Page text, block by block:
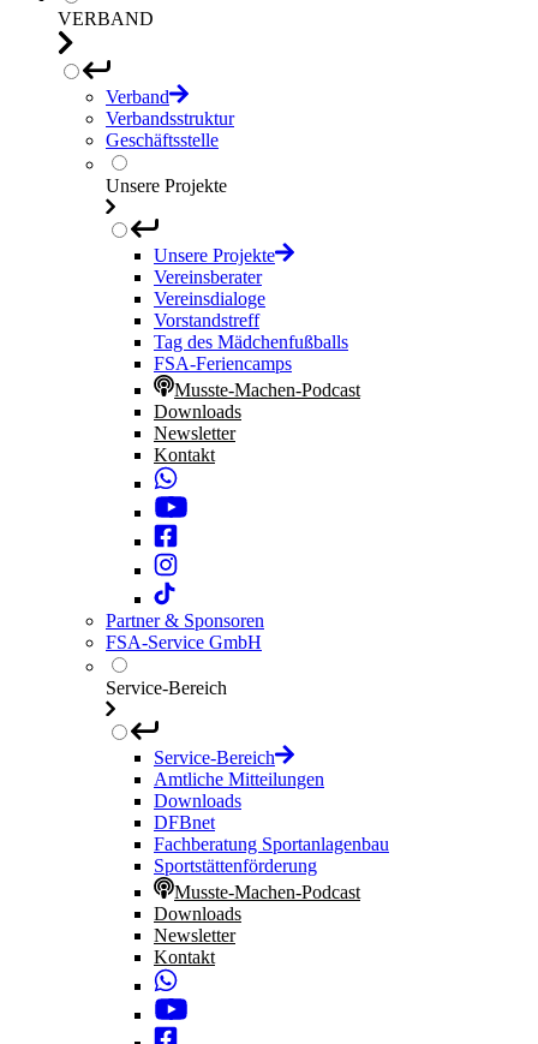
VERBAND
Verband
Verbandsstruktur
Geschäftsstelle
Unsere Projekte
Unsere Projekte
Vereinsberater
Vereinsdialoge
Vorstandstreff
Tag des Mädchenfußballs
FSA-Feriencamps
Musste-Machen-Podcast
Downloads
Newsletter
Kontakt
Partner & Sponsoren
FSA-Service GmbH
Service-Bereich
Service-Bereich
Amtliche Mitteilungen
Downloads
DFBnet
Fachberatung Sportanlagenbau
Sportstättenförderung
Musste-Machen-Podcast
Downloads
Newsletter
Kontakt